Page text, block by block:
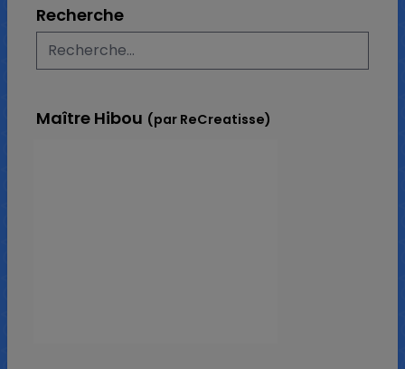
Recherche
Maître Hibou (par ReCreatisse)